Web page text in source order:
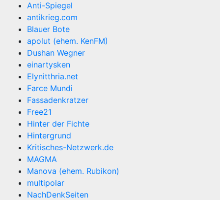
Anti-Spiegel
antikrieg.com
Blauer Bote
apolut (ehem. KenFM)
Dushan Wegner
einartysken
Elynitthria.net
Farce Mundi
Fassadenkratzer
Free21
Hinter der Fichte
Hintergrund
Kritisches-Netzwerk.de
MAGMA
Manova (ehem. Rubikon)
multipolar
NachDenkSeiten